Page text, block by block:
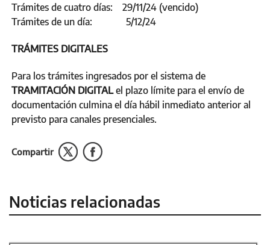
Trámites de cuatro días: 29/11/24 (vencido)
Trámites de un día: 5/12/24
TRÁMITES DIGITALES
Para los trámites ingresados por el sistema de
TRAMITACIÓN DIGITALel plazo límite para el envío de
documentación culmina el día hábil inmediato anterior al
previsto para canales presenciales.
Compartir
Noticias relacionadas